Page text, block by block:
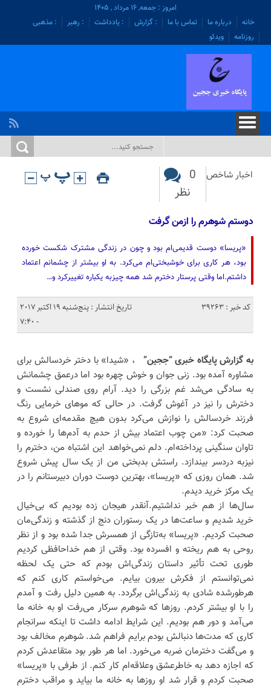
امروز : جمعه, ۱۶ مرداد , ۱۴۰۵
خانه
درباره ما تماس با ما : گزارش : یادداشت : رهبر
: مذهبی
روزنامه
ویدئو
اخبار شاخص
0
نظر
دوستم شوهرم را ازمن گرفت
«پریسا» دوست قدیمی‌ام بود و چون در زندگی مشترک شکست خورده
بود، هر کاری برای خوشبختی‌ام می‌کرد. به او بیشتر از چشمانم اعتماد
داشتم.اما وقتی پرستار دخترم شد همه چیزبه یکباره تغییرکرد و…
کد خبر : 39263
تاریخ انتشار : پنج‌شنبه 19 اکتبر 2017
- 7:40
به گزارش پایگاه خبری “ججین” ، «شیدا» با دختر خردسالش برای
مشاوره آمده بود. زنی جوان و خوش چهره بود اما درعمق چشمانش
به سادگی می‌شد غم بزرگی را دید. آرام روی صندلی نشست و
دخترش را نیز در آغوش گرفت. در حالی که موهای خرمایی رنگ
فرزند خردسالش را نوازش می‌کرد بدون هیچ مقدمه‌ای شروع به
صحبت کرد: «من چوب اعتماد بیش از حدم به آدم‌ها را خورده و
تاوان سنگینی پرداخته‌ام. دلم نمی‌خواهد این اشتباه من، دخترم را
نیزبه دردسر بیندازد. راستش بدبختی من از یک سال پیش شروع
شد. همان روزی که «پریسا»، بهترین دوست دوران دبیرستانم را در
یک مرکز خرید دیدم.
سال‌ها از هم خبر نداشتیم.آنقدر هیجان زده بودیم که بی‌خیال
خرید شدیم و ساعت‌ها در یک رستوران دنج از گذشته و زندگی‌مان
صحبت کردیم. «پریسا» به‌تازگی از همسرش جدا شده بود و از نظر
روحی به هم ریخته و افسرده بود. وقتی از هم خداحافظی کردیم
طوری تحت تأثیر داستان زندگی‌اش بودم که حتی یک لحظه
نمی‌توانستم از فکرش بیرون بیایم. می‌خواستم کاری کنم که
هرطورشده شادی به زندگی‌اش برگردد. به همین دلیل رفت و آمدم
را با او بیشتر کردم. روزها که شوهرم سرکار می‌رفت او به خانه ما
می‌آمد و دور هم بودیم. این شرایط ادامه داشت تا اینکه سرانجام
کاری که مدت‌ها دنبالش بودم برایم فراهم شد. شوهرم مخالف بود
و می‌گفت دخترمان ضربه می‌خورد. اما هر طور بود متقاعدش کردم
که اجازه دهد به خاطرعشق وعلاقه‌ام کار کنم. از طرفی با «پریسا»
صحبت کردم و قرار شد او روزها به خانه ما بیاید و مراقب دخترم